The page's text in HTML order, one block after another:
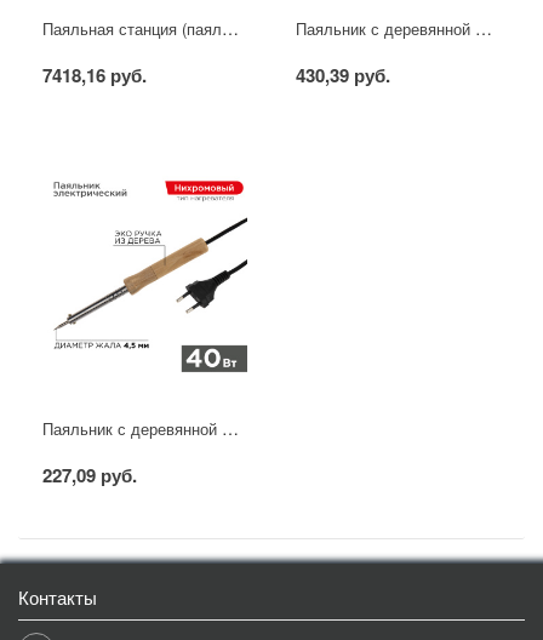
Паяльная станция (паяльник + фен), модель R852AD+, 100-500°C, LED дисплей REXANT
7418,16 руб.
Паяльник с деревянной ручкой, серия WOOD, 100Вт, 230В, блистер PROconnect
430,39 руб.
Паяльник с деревянной ручкой, серия WOOD, 40Вт, 230В, блистер PROconnect
227,09 руб.
Контакты